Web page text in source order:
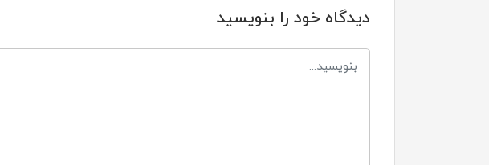
دیدگاه خود را بنویسید